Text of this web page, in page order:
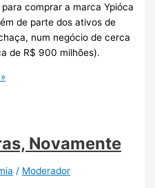
comprar a marca Ypióca
de parte dos ativos de
num negócio de cerca
de R$ 900 milhões).
Novamente
/ Moderador